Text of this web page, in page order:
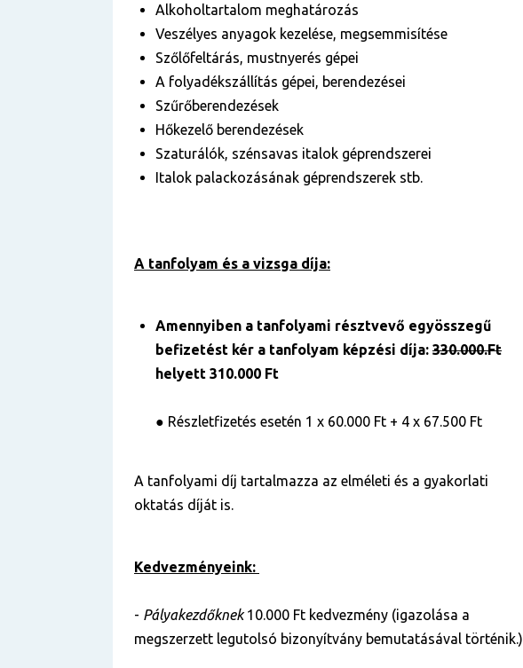
Alkoholtartalom meghatározás
Veszélyes anyagok kezelése, megsemmisítése
Szőlőfeltárás, mustnyerés gépei
A folyadékszállítás gépei, berendezései
Szűrőberendezések
Hőkezelő berendezések
Szaturálók, szénsavas italok géprendszerei
Italok palackozásának géprendszerek stb.
A tanfolyam és a vizsga díja:
Amennyiben a tanfolyami résztvevő egyösszegű
befizetést kér a tanfolyam képzési díja: 330.000.Ft
helyett 310.000 Ft
● Részletfizetés esetén 1 x 60.000 Ft + 4 x 67.500 Ft
A tanfolyami díj tartalmazza az elméleti és a gyakorlati
oktatás díját is.
Kedvezményeink:
- Pályakezdőknek10.000 Ft kedvezmény (igazolása a
megszerzett legutolsó bizonyítvány bemutatásával történik.)